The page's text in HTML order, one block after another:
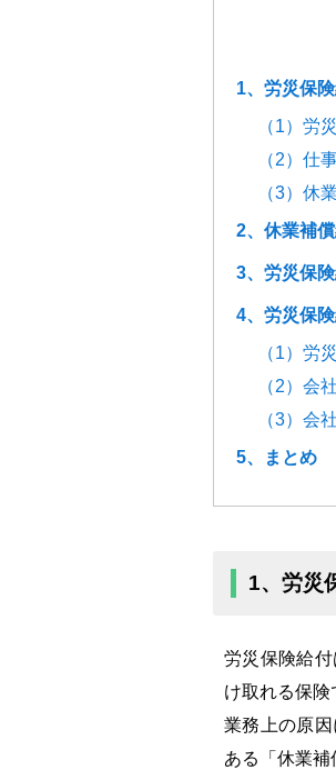
1、労災保
（1）労
（2）仕
（3）休
2、休業補
3、労災保
4、労災保
（1）労
（2）会
（3）会
5、まとめ
1、労災
労災保険給
け取れる保険
業務上の原
ある「休業補